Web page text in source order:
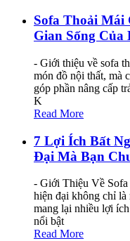
Sofa Thoải Mái
Gian Sống Của
- Giới thiệu về sofa
món đồ nội thất, mà
góp phần nâng cấp
K
Read More
7 Lợi Ích Bất
Đại Mà Bạn
- Giới Thiệu Về
hiện đại không chỉ là
mang lại nhiều lợi
nổi bật
Read More